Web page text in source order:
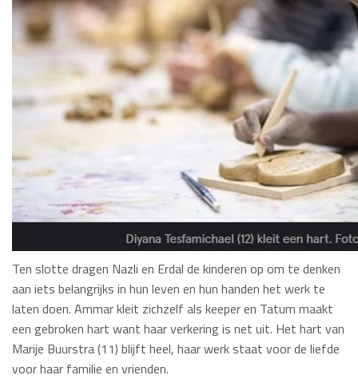
Ten slotte dragen Nazli en Erdal de kinderen op om te denken
aan iets belangrijks in hun leven en hun handen het werk te
laten doen. Ammar kleit zichzelf als keeper en Tatum maakt
een gebroken hart want haar verkering is net uit. Het hart van
Marije Buurstra (11) blijft heel, haar werk staat voor de liefde
voor haar familie en vrienden.